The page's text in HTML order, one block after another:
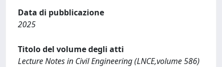
Data di pubblicazione
2025
Titolo del volume degli atti
Lecture Notes in Civil Engineering (LNCE,volume 586)